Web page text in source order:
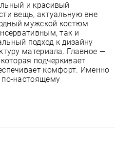
и красивый
вещь, актуальную вне
мужской костюм
так и
подход к дизайну
материала. Главное —
подчеркивает
комфорт. Именно
по-настоящему